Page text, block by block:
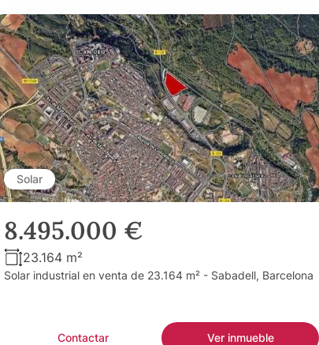
Solar
8.495.000 €
23.164 m²
Solar industrial en venta de 23.164 m² - Sabadell, Barcelona
Contactar Ver inmueble